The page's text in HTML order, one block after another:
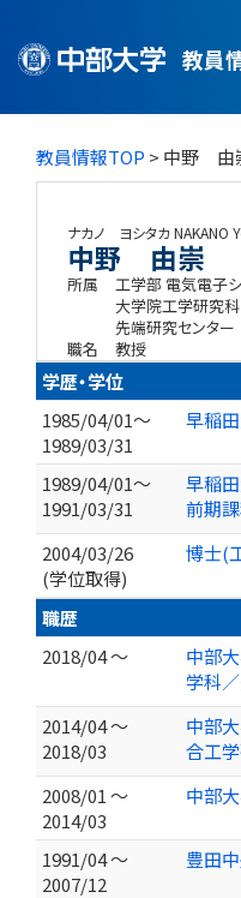
教員
教員情報TOP > 中野 由
ナカノ ヨシタカ NAKANO
中野 由崇
所属
工学部 電気電子
大学院工学研究
先端研究センター
職名
教授
学歴・学位
1985/04/01～
1989/03/31
早稲
1989/04/01～
1991/03/31
早稲
前期
2004/03/26
(学位取得)
博士(
職歴
2018/04 ～
中部
学科
2014/04 ～
2018/03
中部
合工
2008/01 ～
2014/03
中部
1991/04 ～
2007/12
豊田